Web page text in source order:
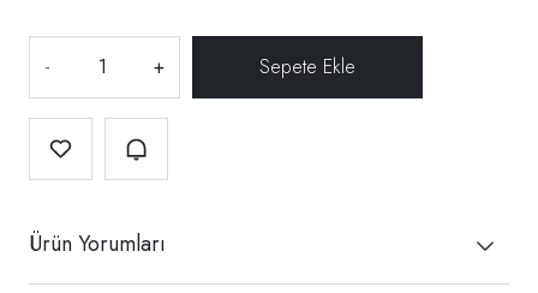
- +
Ürün Yorumları